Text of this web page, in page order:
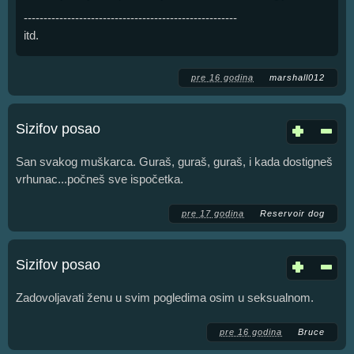
------------------------------------------------------
itd.
pre 16 godina marshall012
Sizifov posao
San svakog muškarca. Guraš, guraš, guraš, i kada dostigneš
vrhunac...počneš sve ispočetka.
pre 17 godina Reservoir dog
Sizifov posao
Zadovoljavati ženu u svim pogledima osim u seksualnom.
pre 16 godina Bruce